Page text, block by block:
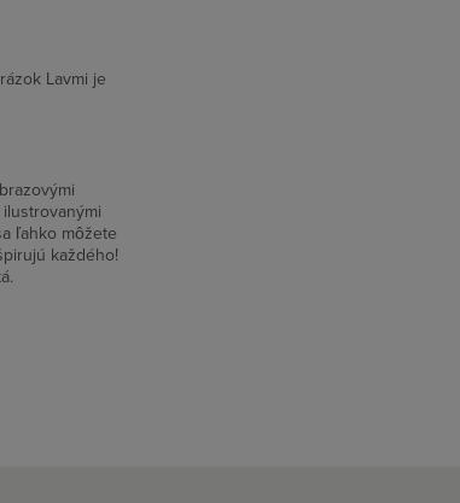
Lavmi je
ľahko môžete
každého!